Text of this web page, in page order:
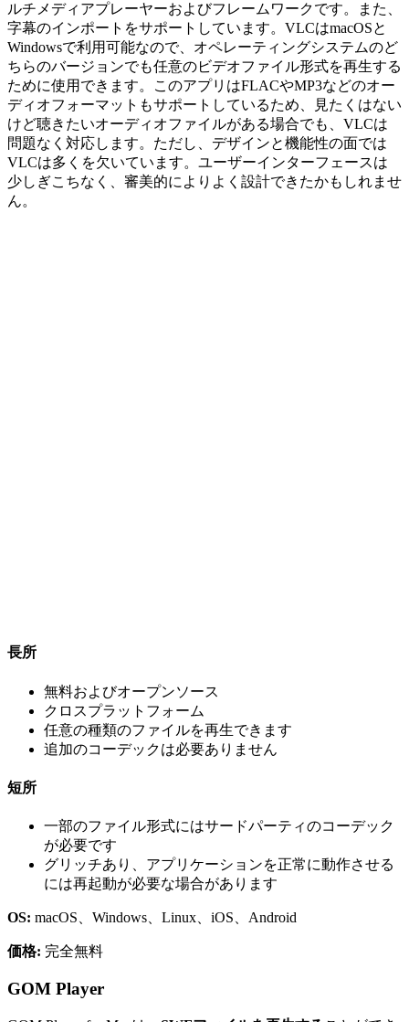
ルチメディアプレーヤーおよびフレームワークです。また、
字幕のインポートをサポートしています。VLCはmacOSと
Windowsで利用可能なので、オペレーティングシステムのど
ちらのバージョンでも任意のビデオファイル形式を再生する
ために使用できます。このアプリはFLACやMP3などのオー
ディオフォーマットもサポートしているため、見たくはない
けど聴きたいオーディオファイルがある場合でも、VLCは
問題なく対応します。ただし、デザインと機能性の面では
VLCは多くを欠いています。ユーザーインターフェースは
少しぎこちなく、審美的によりよく設計できたかもしれませ
ん。
長所
無料およびオープンソース
クロスプラットフォーム
任意の種類のファイルを再生できます
追加のコーデックは必要ありません
短所
一部のファイル形式にはサードパーティのコーデック
が必要です
グリッチあり、アプリケーションを正常に動作させる
には再起動が必要な場合があります
OS: macOS、Windows、Linux、iOS、Android
価格: 完全無料
GOM Player